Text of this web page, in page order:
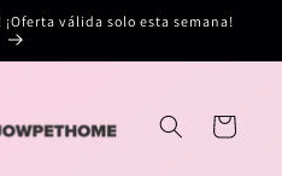
válida solo esta semana!
Carrito